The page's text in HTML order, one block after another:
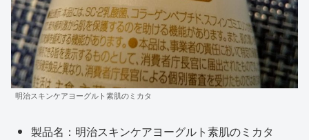
明治スキンケアヨーグルト素肌のミカタ
製品名：明治スキンケアヨーグルト素肌のミカタ